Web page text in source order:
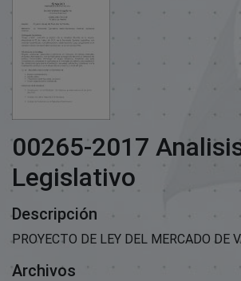
00265-2017
Legislativo
Descripción
PROYECTO DE LEY DEL MERCADO DE
Archivos